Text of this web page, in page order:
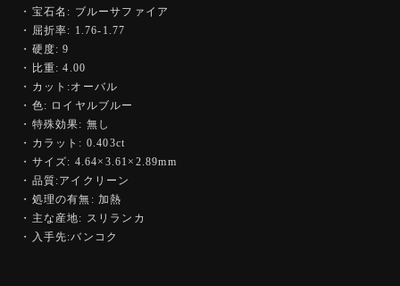
・宝石名: ブルーサファイア
・屈折率: 1.76-1.77
・硬度: 9
・比重: 4.00
・カット:オーバル
・色: ロイヤルブルー
・特殊効果: 無し
・カラット: 0.403ct
・サイズ: 4.64×3.61×2.89mm
・品質:アイクリーン
・処理の有無: 加熱
・主な産地: スリランカ
・入手先:バンコク